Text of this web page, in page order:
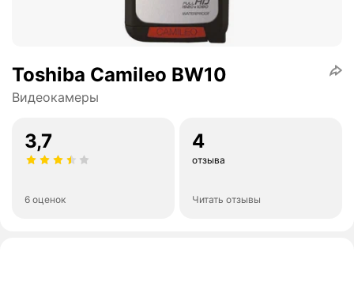
Toshiba Camileo BW10
Видеокамеры
3,7
6 оценок
4
отзыва
Читать отзывы